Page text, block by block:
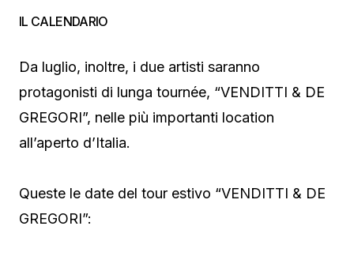
IL CALENDARIO
Da luglio, inoltre, i due artisti saranno
protagonisti di lunga tournée, “VENDITTI & DE
GREGORI”, nelle più importanti location
all’aperto d’Italia.
Queste le date del tour estivo “VENDITTI & DE
GREGORI”: